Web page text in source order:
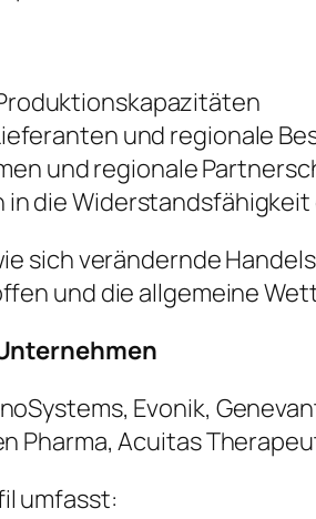
und regionale
und regionale
die
sich verändernde
und die allgemeine
Evonik,
Pharma, Acuitas
umfasst: